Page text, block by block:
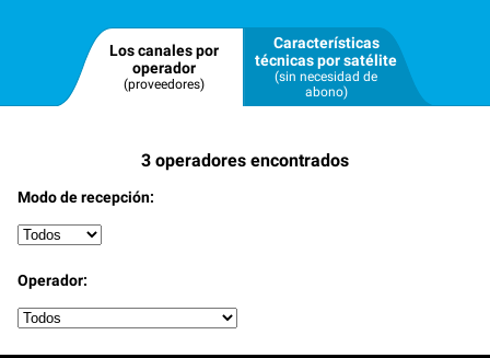
Los canales por
operador
(proveedores)
Características
técnicas por satélite
(sin necesidad de
abono)
3 operadores encontrados
Modo de recepción:
Operador: